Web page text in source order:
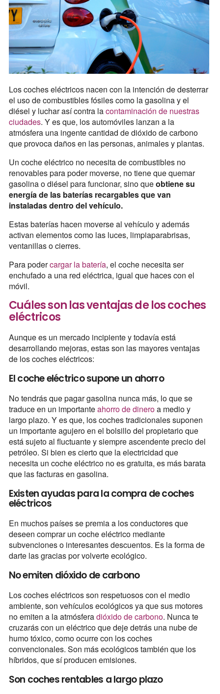
Los coches eléctricos nacen con la intención de desterrar
el uso de combustibles fósiles como la gasolina y el
diésel y luchar así contra lacontaminación de nuestras
ciudades. Y es que, los automóviles lanzan a la
atmósfera una ingente cantidad de dióxido de carbono
que provoca daños en las personas, animales y plantas.
Un coche eléctrico no necesita de combustibles no
renovables para poder moverse, no tiene que quemar
gasolina o diésel para funcionar, sino queobtiene su
energía de las baterías recargables que van
instaladas dentro del vehículo.
Estas baterías hacen moverse al vehículo y además
activan elementos como las luces, limpiaparabrisas,
ventanillas o cierres.
Para podercargar la batería, el coche necesita ser
enchufado a una red eléctrica, igual que haces con el
móvil.
Cuáles son las ventajas de los coches
eléctricos
Aunque es un mercado incipiente y todavía está
desarrollando mejoras, estas son las mayores ventajas
de los coches eléctricos:
El coche eléctrico supone un ahorro
No tendrás que pagar gasolina nunca más, lo que se
traduce en un importanteahorro de dineroa medio y
largo plazo. Y es que, los coches tradicionales suponen
un importante agujero en el bolsillo del propietario que
está sujeto al fluctuante y siempre ascendente precio del
petróleo. Si bien es cierto que la electricidad que
necesita un coche eléctrico no es gratuita, es más barata
que las facturas en gasolina.
Existen ayudas para la compra de coches
eléctricos
En muchos países se premia a los conductores que
deseen comprar un coche eléctrico mediante
subvenciones o interesantes descuentos. Es la forma de
darte las gracias por volverte ecológico.
No emiten dióxido de carbono
Los coches eléctricos son respetuosos con el medio
ambiente, son vehículos ecológicos ya que sus motores
no emiten a la atmósferadióxido de carbono. Nunca te
cruzarás con un eléctrico que deje detrás una nube de
humo tóxico, como ocurre con los coches
convencionales. Son más ecológicos también que los
híbridos, que sí producen emisiones.
Son coches rentables a largo plazo